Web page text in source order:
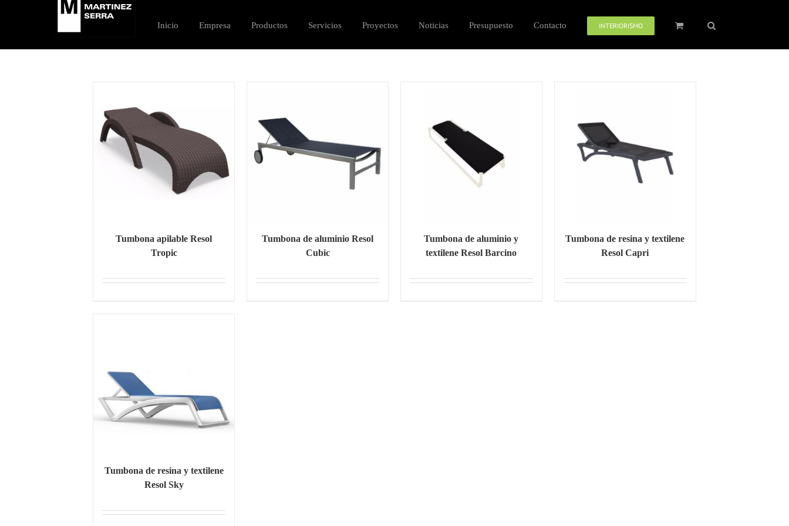
Inicio Empresa Productos Servicios Proyectos Noticias Presupuesto Contacto INTERIORISMO
Tumbona apilable Resol
Tropic
Tumbona de aluminio Resol
Cubic
Tumbona de aluminio y
textilene Resol Barcino
Tumbona de resina y textilene
Resol Capri
Tumbona de resina y textilene
Resol Sky